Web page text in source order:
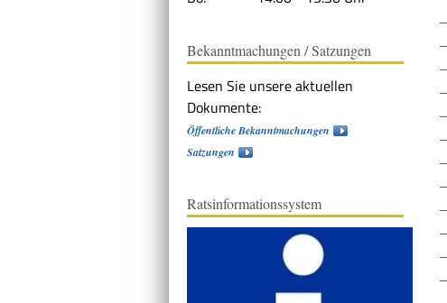
Bekanntmachungen / Satzungen
Lesen Sie unsere aktuellen
Dokumente:
Öffentliche Bekanntmachungen
Satzungen
Ratsinformationssystem